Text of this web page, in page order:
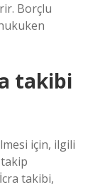
Borçlu
takibi
için, ilgili
takibi,